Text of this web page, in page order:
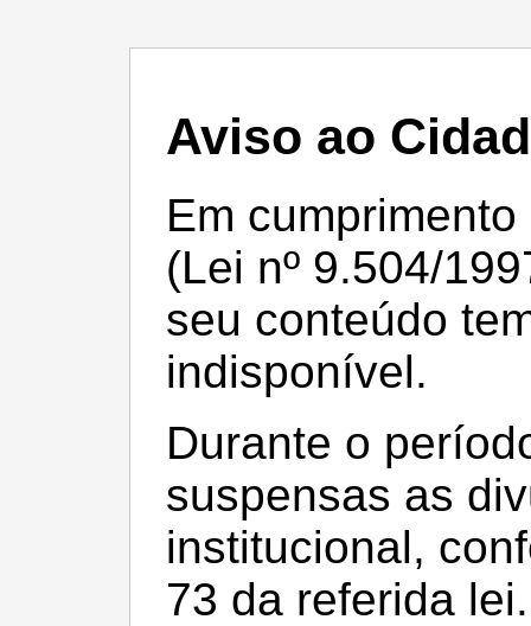
Aviso ao
Em
(Lei nº 9.504/
seu conteúdo
indisponível.
Durante o
suspensas as
institucional,
73 da referida lei.